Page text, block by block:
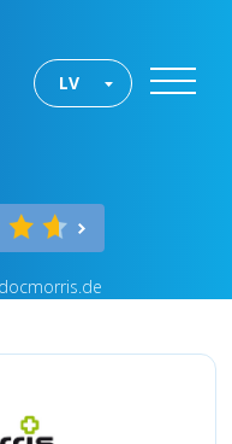
LV
docmorris.de